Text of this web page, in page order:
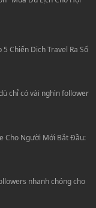
Chiến Dịch Travel Ra Số
chỉ có vài nghìn follower
Cho Người Mới Bắt Đầu:
nhanh chóng cho